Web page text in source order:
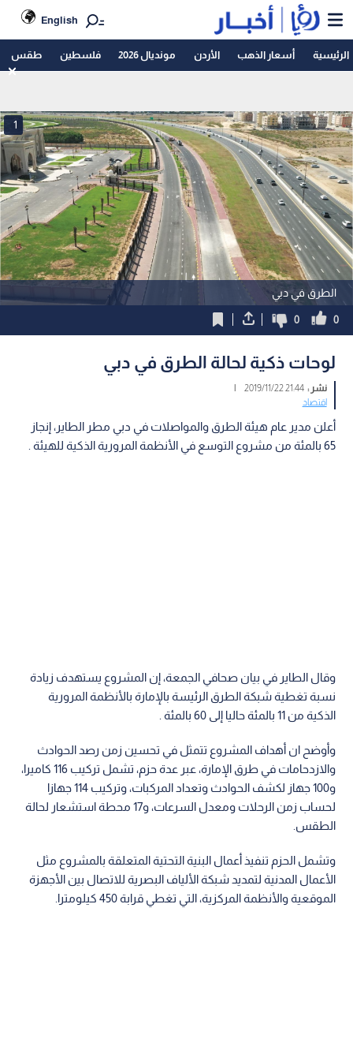
English
الرئيسية أسعار الذهب الأردن مونديال 2026 فلسطين طقس
الطرق في دبي
1
0
0
لوحات ذكية لحالة الطرق في دبي
نشر :21:44 2019/11/22
|
اقتصاد
أعلن مدير عام هيئة الطرق والمواصلات في دبي مطر الطاير، إنجاز
65 بالمئة من مشروع التوسع في الأنظمة المرورية الذكية للهيئة .
وقال الطاير في بيان صحافي الجمعة، إن المشروع يستهدف زيادة
نسبة تغطية شبكة الطرق الرئيسة بالإمارة بالأنظمة المرورية
الذكية من 11 بالمئة حاليا إلى 60 بالمئة .
وأوضح ان أهداف المشروع تتمثل في تحسين زمن رصد الحوادث
والازدحامات في طرق الإمارة، عبر عدة حزم، تشمل تركيب 116 كاميرا،
و100 جهاز لكشف الحوادث وتعداد المركبات، وتركيب 114 جهازا
لحساب زمن الرحلات ومعدل السرعات، و17 محطة استشعار لحالة
الطقس.
وتشمل الحزم تنفيذ أعمال البنية التحتية المتعلقة بالمشروع مثل
الأعمال المدنية لتمديد شبكة الألياف البصرية للاتصال بين الأجهزة
الموقعية والأنظمة المركزية، التي تغطي قرابة 450 كيلومترا.